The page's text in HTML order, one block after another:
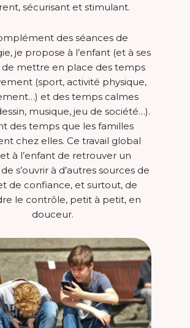
sécurisant et stimulant.
des séances de
je propose à l’enfant (et à ses
de mettre en place des temps
(sport, activité physique,
et des temps calmes
musique, jeu de société…).
des temps que les familles
chez elles. Ce travail global
à l’enfant de retrouver un
s’ouvrir à d’autres sources de
de confiance, et surtout, de
le contrôle, petit à petit, en
douceur.